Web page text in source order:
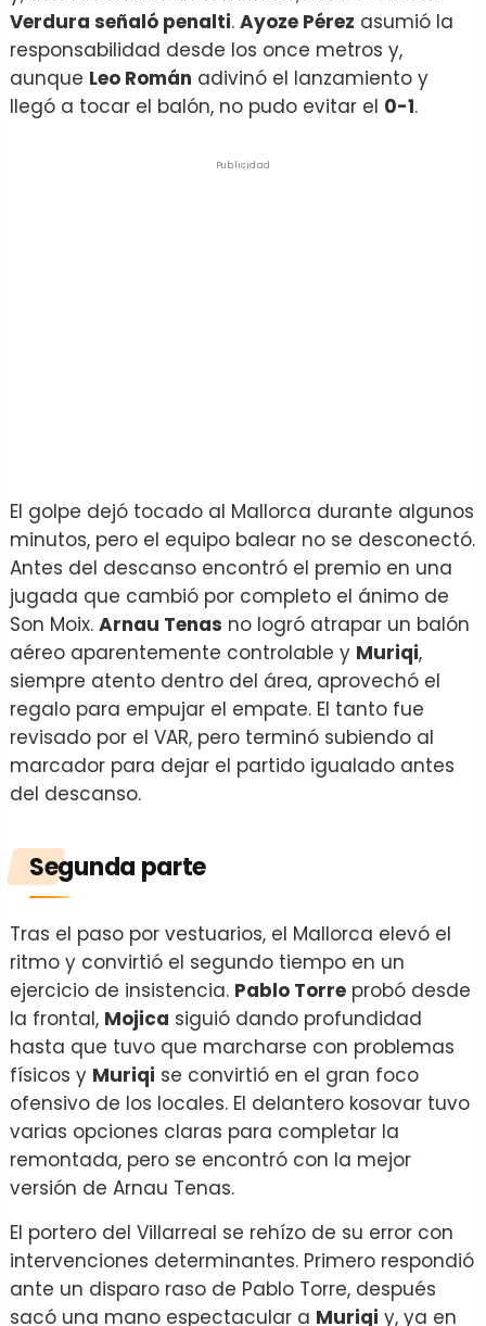
Verdura señaló penalti. Ayoze Pérez asumió la
responsabilidad desde los once metros y,
aunque Leo Román adivinó el lanzamiento y
llegó a tocar el balón, no pudo evitar el 0-1.
Publicidad
El golpe dejó tocado al Mallorca durante algunos
minutos, pero el equipo balear no se desconectó.
Antes del descanso encontró el premio en una
jugada que cambió por completo el ánimo de
Son Moix. Arnau Tenas no logró atrapar un balón
aéreo aparentemente controlable y Muriqi,
siempre atento dentro del área, aprovechó el
regalo para empujar el empate. El tanto fue
revisado por el VAR, pero terminó subiendo al
marcador para dejar el partido igualado antes
del descanso.
Segunda parte
Tras el paso por vestuarios, el Mallorca elevó el
ritmo y convirtió el segundo tiempo en un
ejercicio de insistencia. Pablo Torre probó desde
la frontal, Mojica siguió dando profundidad
hasta que tuvo que marcharse con problemas
físicos y Muriqi se convirtió en el gran foco
ofensivo de los locales. El delantero kosovar tuvo
varias opciones claras para completar la
remontada, pero se encontró con la mejor
versión de Arnau Tenas.
El portero del Villarreal se rehízo de su error con
intervenciones determinantes. Primero respondió
ante un disparo raso de Pablo Torre, después
sacó una mano espectacular a Muriqi y, ya en